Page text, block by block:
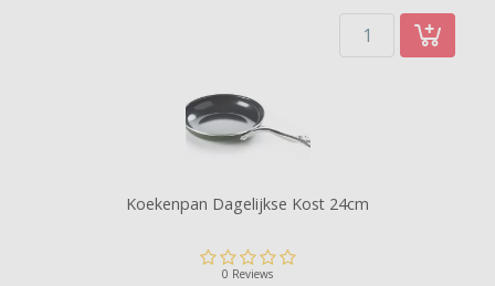
Koekenpan Dagelijkse Kost 24cm
0 Reviews